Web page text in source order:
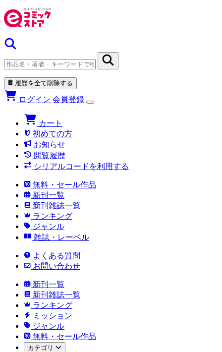
履歴を全て削除する
ログイン 会員登録
カート
初めての方
お知らせ
閲覧履歴
シリアルコードを利用する
無料・セール作品
新刊一覧
新刊雑誌一覧
ランキング
ジャンル
雑誌・レーベル
よくある質問
お問い合わせ
新刊一覧
新刊雑誌一覧
ランキング
ミッション
ジャンル
無料・セール作品
カテゴリ